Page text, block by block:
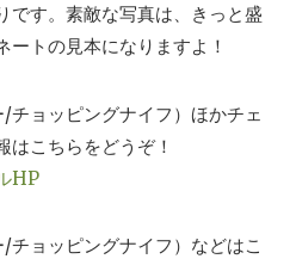
です。素敵な写真は、きっと盛
ートの見本になりますよ！
チョッピングナイフ）ほかチェ
はこちらをどうぞ！
HP
チョッピングナイフ）などはこ